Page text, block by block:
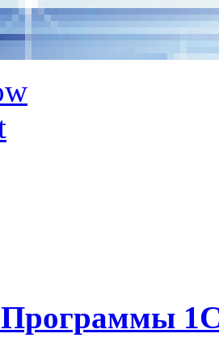
Программы